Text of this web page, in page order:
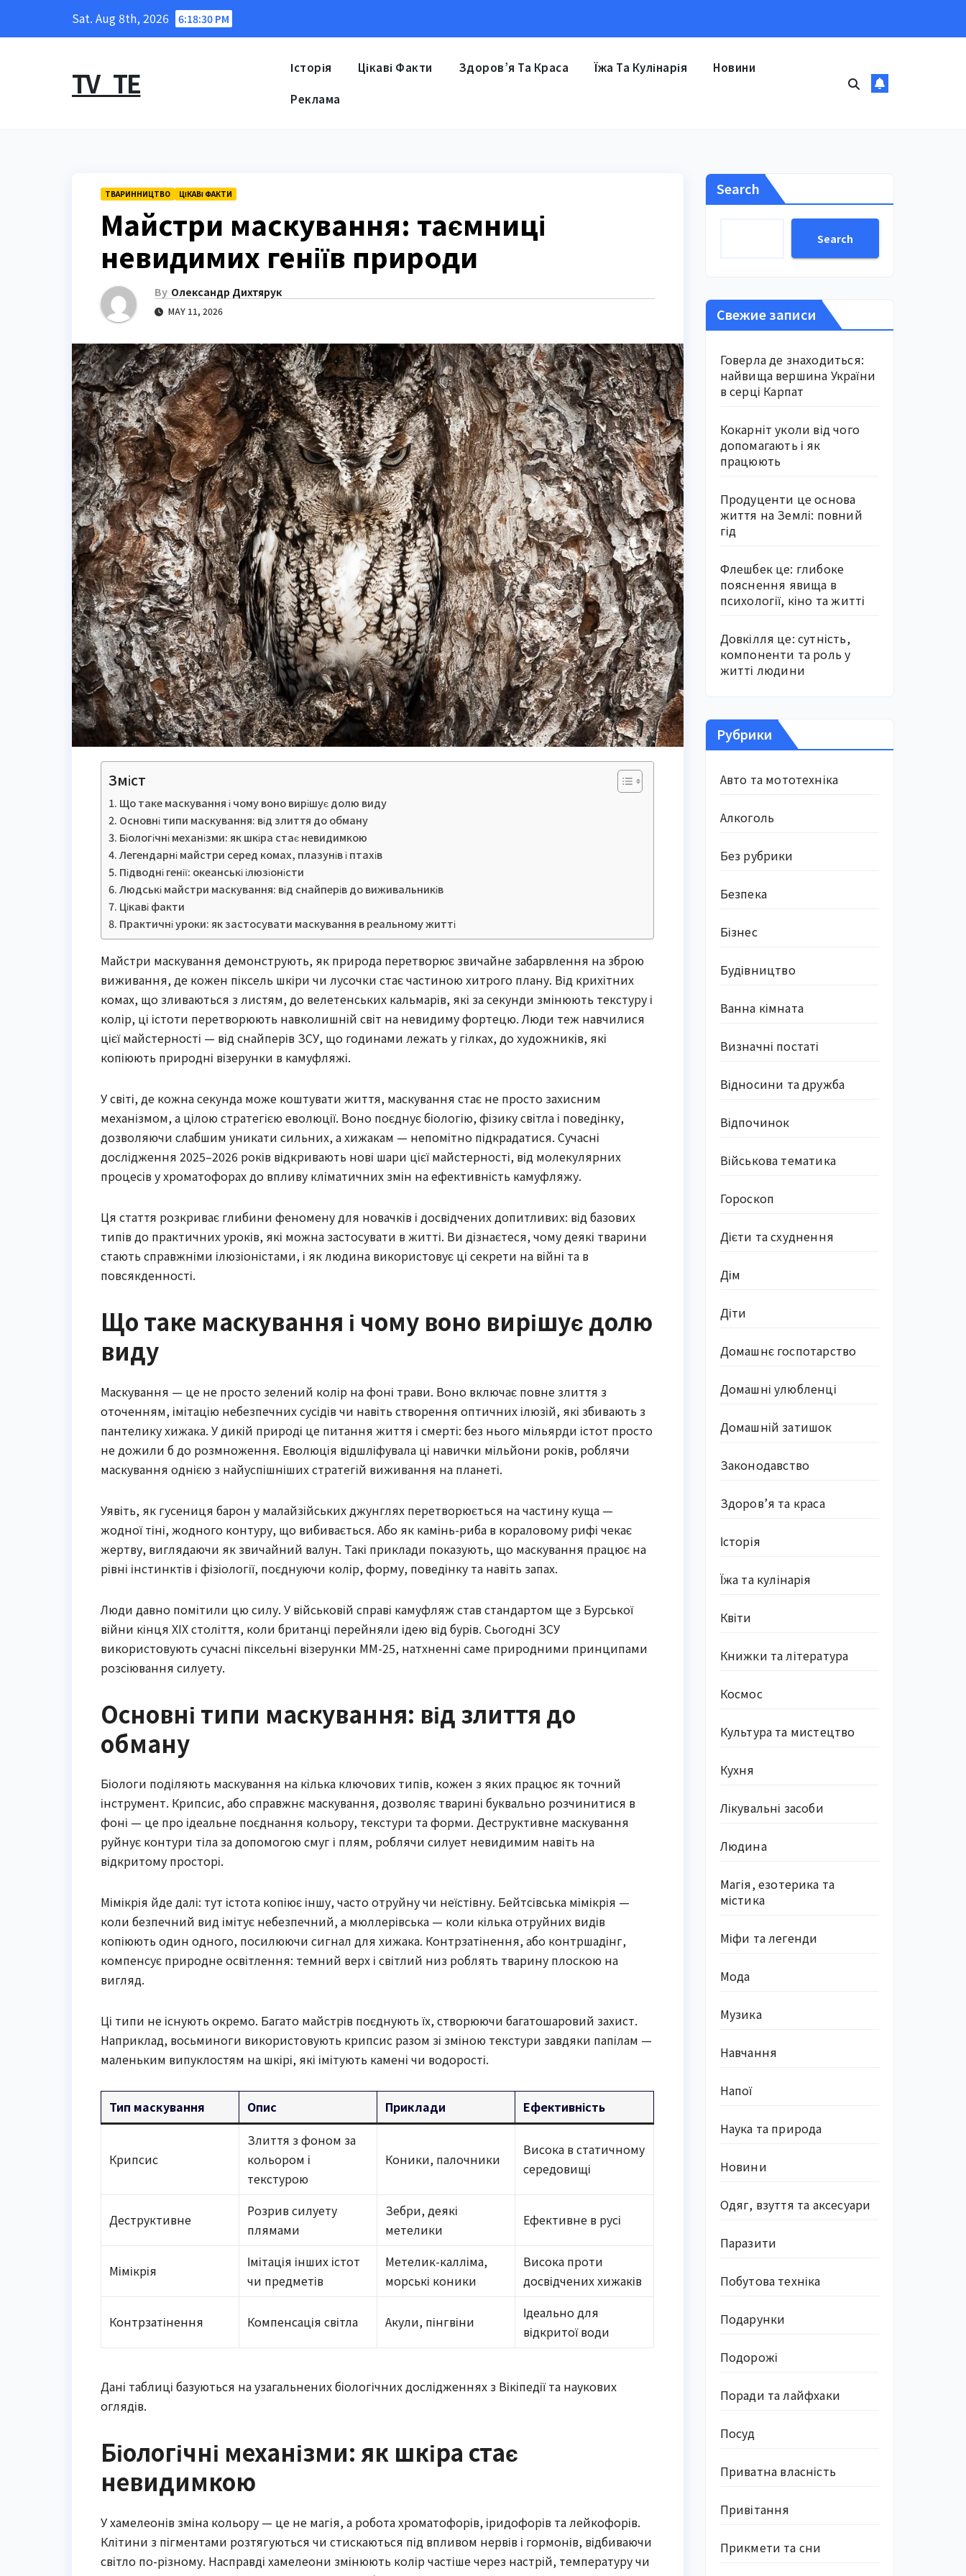
Sat. Aug 8th, 2026 6:18:31 PM
TV_TE Історія Цікаві Факти Здоров’я Та Краса Їжа Та Кулінарія Новини
Реклама
ТВАРИННИЦТВО ЦІКАВІ ФАКТИ
Майстри маскування: таємниці
невидимих геніїв природи
By Олександр Дихтярук
MAY 11, 2026
Зміст
Що таке маскування і чому воно вирішує долю виду
Основні типи маскування: від злиття до обману
Біологічні механізми: як шкіра стає невидимкою
Легендарні майстри серед комах, плазунів і птахів
Підводні генії: океанські ілюзіоністи
Людські майстри маскування: від снайперів до виживальників
Цікаві факти
Практичні уроки: як застосувати маскування в реальному житті
Майстри маскування демонструють, як природа перетворює звичайне забарвлення на зброю
виживання, де кожен піксель шкіри чи лусочки стає частиною хитрого плану. Від крихітних
комах, що зливаються з листям, до велетенських кальмарів, які за секунди змінюють текстуру і
колір, ці істоти перетворюють навколишній світ на невидиму фортецю. Люди теж навчилися
цієї майстерності — від снайперів ЗСУ, що годинами лежать у гілках, до художників, які
копіюють природні візерунки в камуфляжі.
У світі, де кожна секунда може коштувати життя, маскування стає не просто захисним
механізмом, а цілою стратегією еволюції. Воно поєднує біологію, фізику світла і поведінку,
дозволяючи слабшим уникати сильних, а хижакам — непомітно підкрадатися. Сучасні
дослідження 2025–2026 років відкривають нові шари цієї майстерності, від молекулярних
процесів у хроматофорах до впливу кліматичних змін на ефективність камуфляжу.
Ця стаття розкриває глибини феномену для новачків і досвідчених допитливих: від базових
типів до практичних уроків, які можна застосувати в житті. Ви дізнаєтеся, чому деякі тварини
стають справжніми ілюзіоністами, і як людина використовує ці секрети на війні та в
повсякденності.
Що таке маскування і чому воно вирішує долю
виду
Маскування — це не просто зелений колір на фоні трави. Воно включає повне злиття з
оточенням, імітацію небезпечних сусідів чи навіть створення оптичних ілюзій, які збивають з
пантелику хижака. У дикій природі це питання життя і смерті: без нього мільярди істот просто
не дожили б до розмноження. Еволюція відшліфувала ці навички мільйони років, роблячи
маскування однією з найуспішніших стратегій виживання на планеті.
Уявіть, як гусениця барон у малайзійських джунглях перетворюється на частину куща —
жодної тіні, жодного контуру, що вибивається. Або як камінь-риба в кораловому рифі чекає
жертву, виглядаючи як звичайний валун. Такі приклади показують, що маскування працює на
рівні інстинктів і фізіології, поєднуючи колір, форму, поведінку та навіть запах.
Люди давно помітили цю силу. У військовій справі камуфляж став стандартом ще з Бурської
війни кінця XIX століття, коли британці перейняли ідею від бурів. Сьогодні ЗСУ
використовують сучасні піксельні візерунки MM-25, натхненні саме природними принципами
розсіювання силуету.
Основні типи маскування: від злиття до
обману
Біологи поділяють маскування на кілька ключових типів, кожен з яких працює як точний
інструмент. Крипсис, або справжнє маскування, дозволяє тварині буквально розчинитися в
фоні — це про ідеальне поєднання кольору, текстури та форми. Деструктивне маскування
руйнує контури тіла за допомогою смуг і плям, роблячи силует невидимим навіть на
відкритому просторі.
Мімікрія йде далі: тут істота копіює іншу, часто отруйну чи неїстівну. Бейтсівська мімікрія —
коли безпечний вид імітує небезпечний, а мюллерівська — коли кілька отруйних видів
копіюють один одного, посилюючи сигнал для хижака. Контрзатінення, або контршадінг,
компенсує природне освітлення: темний верх і світлий низ роблять тварину плоскою на
вигляд.
Ці типи не існують окремо. Багато майстрів поєднують їх, створюючи багатошаровий захист.
Наприклад, восьминоги використовують крипсис разом зі зміною текстури завдяки папілам —
маленьким випуклостям на шкірі, які імітують камені чи водорості.
Тип маскування Опис Приклади Ефективність
Крипсис
Злиття з фоном за
кольором і
текстурою
Коники, палочники
Висока в статичному
середовищі
Деструктивне
Розрив силуету
плямами
Зебри, деякі
метелики
Ефективне в русі
Мімікрія
Імітація інших істот
чи предметів
Метелик-калліма,
морські коники
Висока проти
досвідчених хижаків
Контрзатінення Компенсація світла Акули, пінгвіни
Ідеально для
відкритої води
Дані таблиці базуються на узагальнених біологічних дослідженнях з Вікіпедії та наукових
оглядів.
Біологічні механізми: як шкіра стає
невидимкою
У хамелеонів зміна кольору — це не магія, а робота хроматофорів, іридофорів та лейкофорів.
Клітини з пігментами розтягуються чи стискаються під впливом нервів і гормонів, відбиваючи
світло по-різному. Насправді хамелеони змінюють колір частіше через настрій, температуру чи
Search
Search
Свежие записи
Говерла де знаходиться:
найвища вершина України
в серці Карпат
Кокарніт уколи від чого
допомагають і як
працюють
Продуценти це основа
життя на Землі: повний
гід
Флешбек це: глибоке
пояснення явища в
психології, кіно та житті
Довкілля це: сутність,
компоненти та роль у
житті людини
Рубрики
Авто та мототехніка
Алкоголь
Без рубрики
Безпека
Бізнес
Будівництво
Ванна кімната
Визначні постаті
Відносини та дружба
Відпочинок
Військова тематика
Гороскоп
Дієти та схуднення
Дім
Діти
Домашнє госпотарство
Домашні улюбленці
Домашній затишок
Законодавство
Здоров’я та краса
Історія
Їжа та кулінарія
Квіти
Книжки та література
Космос
Культура та мистецтво
Кухня
Лікувальні засоби
Людина
Магія, езотерика та
містика
Міфи та легенди
Мода
Музика
Навчання
Напої
Наука та природа
Новини
Одяг, взуття та аксесуари
Паразити
Побутова техніка
Подарунки
Подорожі
Поради та лайфхаки
Посуд
Приватна власність
Привітання
Прикмети та сни